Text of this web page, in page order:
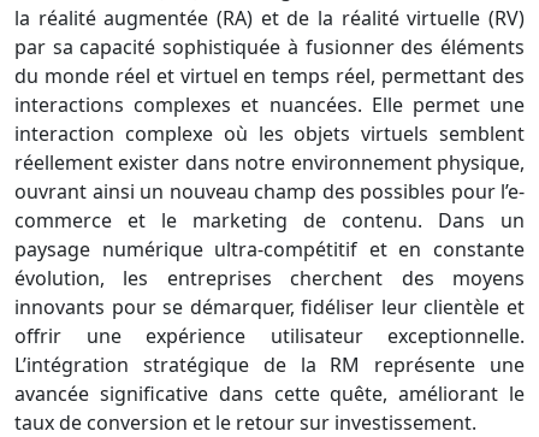
la réalité augmentée (RA) et de la réalité virtuelle (RV)
par sa capacité sophistiquée à fusionner des éléments
du monde réel et virtuel en temps réel, permettant des
interactions complexes et nuancées. Elle permet une
interaction complexe où les objets virtuels semblent
réellement exister dans notre environnement physique,
ouvrant ainsi un nouveau champ des possibles pour l’e-
commerce et le marketing de contenu. Dans un
paysage numérique ultra-compétitif et en constante
évolution, les entreprises cherchent des moyens
innovants pour se démarquer, fidéliser leur clientèle et
offrir une expérience utilisateur exceptionnelle.
L’intégration stratégique de la RM représente une
avancée significative dans cette quête, améliorant le
taux de conversion et le retour sur investissement.